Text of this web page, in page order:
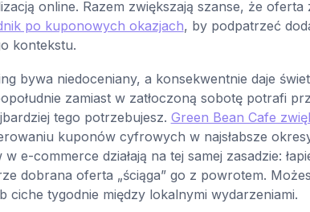
online. Razem zwiększają szanse, że
po kuponowych okazjach, by podpatrzeć
kontekstu.
bywa niedoceniany, a konsekwentnie daje
zamiast w zatłoczoną sobotę potrafi
tego potrzebujesz. Green Bean Cafe
kuponów cyfrowych w najsłabsze
e-commerce działają na tej samej zasadzie:
dobrana oferta „ściąga” go z powrotem.
ciche tygodnie między lokalnymi wydarzeniami.